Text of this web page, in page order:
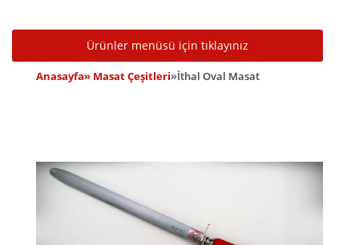
Toggle navigation
Ürünler menüsü için tıklayınız
Anasayfa» Masat Çeşitleri»İthal Oval Masat